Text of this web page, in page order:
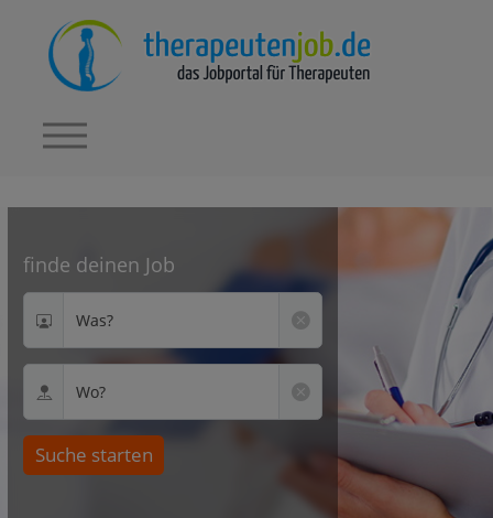
finde deinen Job
Was?
Wo?
Suche starten